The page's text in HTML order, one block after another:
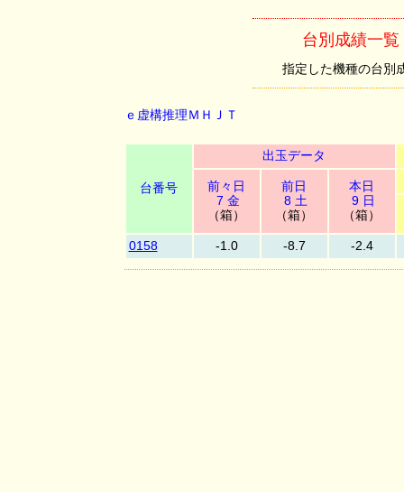
台別成績一
指定した機種の台別
ｅ虚構推理ＭＨＪＴ
台番号
出玉データ
前々日
7 金
（箱）
前日
8 土
（箱）
本日
9 日
（箱）
0158 -1.0 -8.7 -2.4